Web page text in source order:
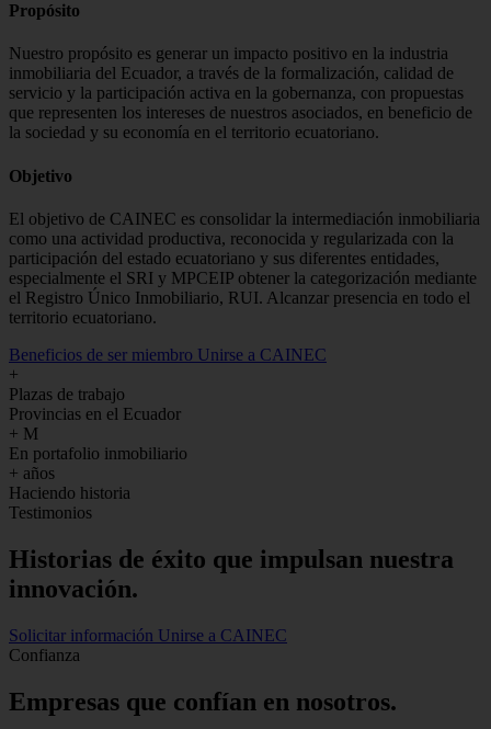
Propósito
Nuestro propósito es generar un impacto positivo en la industria
inmobiliaria del Ecuador, a través de la formalización, calidad de
servicio y la participación activa en la gobernanza, con propuestas
que representen los intereses de nuestros asociados, en beneficio de
la sociedad y su economía en el territorio ecuatoriano.
Objetivo
El objetivo de CAINEC es consolidar la intermediación inmobiliaria
como una actividad productiva, reconocida y regularizada con la
participación del estado ecuatoriano y sus diferentes entidades,
especialmente el SRI y MPCEIP obtener la categorización mediante
el Registro Único Inmobiliario, RUI. Alcanzar presencia en todo el
territorio ecuatoriano.
Beneficios de ser miembro Unirse a CAINEC
+
Plazas de trabajo
Provincias en el Ecuador
+ M
En portafolio inmobiliario
+ años
Haciendo historia
Testimonios
Historias de éxito que impulsan nuestra
innovación.
Solicitar información Unirse a CAINEC
Confianza
Empresas que confían en nosotros.